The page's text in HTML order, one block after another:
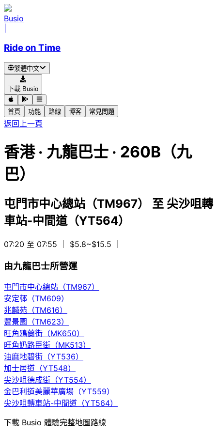
Busio
Ride on Time
繁體中文
下載 Busio
首頁 功能 路線 博客 常見問題
返回上一頁
香港· 九龍巴士 · 260B（九
巴）
屯門市中心總站（TM967） 至 尖沙咀轉
車站-中間道（YT564）
07:20 至 07:55 ｜ $5.8~$15.5
由九龍巴士所營運
屯門市中心總站（TM967）
安定邨（TM609）
兆麟苑（TM616）
豐景園（TM623）
旺角鴉蘭街（MK650）
旺角奶路臣街（MK513）
油麻地碧街（YT536）
加士居道（YT548）
尖沙咀德成街（YT554）
金巴利道美麗華廣場（YT559）
尖沙咀轉車站-中間道（YT564）
下載 Busio 體驗完整地圖路線